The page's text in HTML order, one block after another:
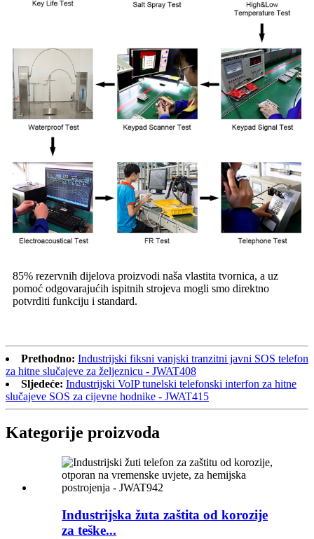
85% rezervnih dijelova proizvodi naša vlastita tvornica, a uz
pomoć odgovarajućih ispitnih strojeva mogli smo direktno
potvrditi funkciju i standard.
Prethodno: Industrijski fiksni vanjski tranzitni javni SOS telefon
za hitne slučajeve za željeznicu - JWAT408
Sljedeće: Industrijski VoIP tunelski telefonski interfon za hitne
slučajeve SOS za cijevne hodnike - JWAT415
Kategorije proizvoda
Industrijska žuta zaštita od korozije
za teške...